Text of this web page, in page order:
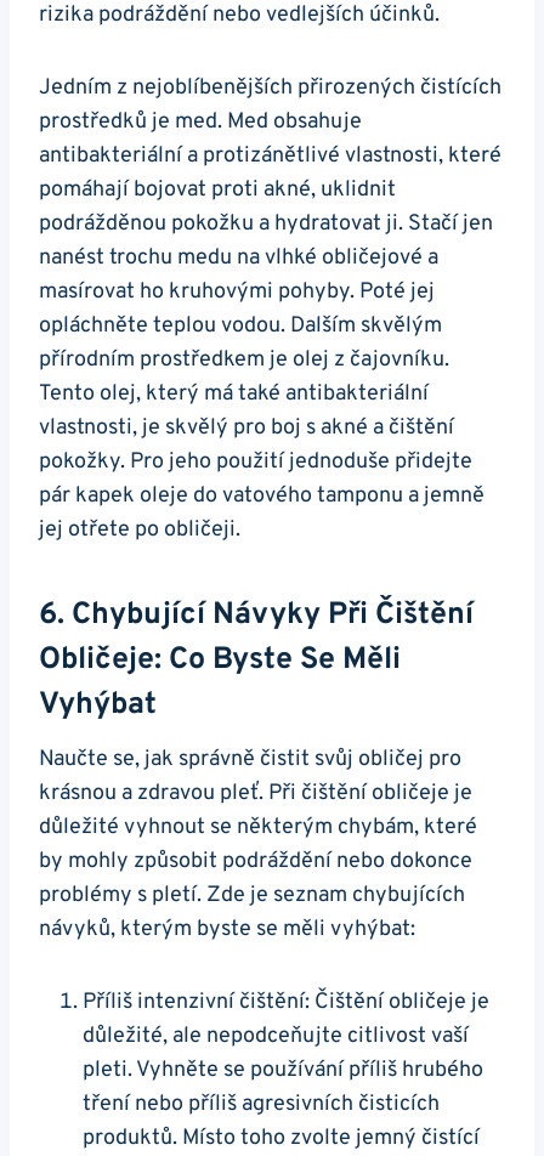
rizika podráždění nebo‍ vedlejších účinků.
Jedním z‍ nejoblíbenějších ⁤přirozených čistících
prostředků je med. ‍Med obsahuje
⁣antibakteriální ⁤a protizánětlivé vlastnosti, ‌které
pomáhají bojovat proti akné, uklidnit
podrážděnou ‍pokožku a ‌hydratovat ji. Stačí jen
nanést​ trochu medu na ⁤vlhké obličejové a
masírovat ho ⁣kruhovými pohyby. Poté jej
⁤opláchněte teplou vodou. ‌Dalším skvělým
přírodním prostředkem je olej z‍ čajovníku.
Tento olej, který má ‌také antibakteriální
vlastnosti, je skvělý pro ⁣boj s ⁤akné‍ a čištění
pokožky. Pro jeho použití jednoduše přidejte
pár kapek oleje do⁤ vatového tamponu⁤ a jemně⁢
jej otřete po ⁤obličeji.
6. Chybující⁢ Návyky Při Čištění
Obličeje: Co Byste‌ Se Měli
Vyhýbat
Naučte se, jak správně čistit svůj obličej pro
krásnou a ⁣zdravou pleť. Při čištění obličeje je
důležité​ vyhnout‍ se některým chybám, které
by mohly⁣ způsobit‍ podráždění nebo‌ dokonce
problémy s pletí. ‌Zde je​ seznam chybujících
návyků, kterým ‍byste‍ se měli ⁣vyhýbat:
Příliš intenzivní čištění: Čištění obličeje je
důležité, ale nepodceňujte citlivost vaší
pleti. Vyhněte se​ používání příliš hrubého
tření nebo ‌příliš agresivních čisticích
produktů. ​Místo toho zvolte jemný čistící